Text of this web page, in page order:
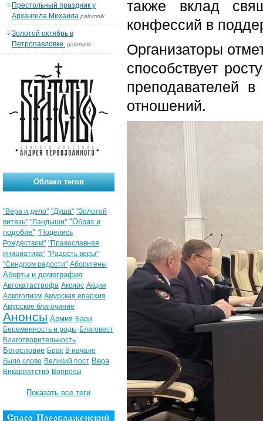
также вклад
конфессий в
Организаторы
способствует
преподавателей
отношений.
Престольный праздник у
Архангела Михаила palomnik
Золотой октябрь в
Петропавловке. palomnik
Облако тегов
"Вера и дело" "Душа" "Золотой
витязь" "Ландыши" "Образ и
подобие" "Поделись
Рождеством" "Православная
инициатива" "Радость веры"
"Синдром радости" Аборигены
Аборты и демография
Автокатастрофа Аксиос Акция
Алкоголизм Амурская епархия
Амурское благочиние
Анонсы Армия Бари
Беременность и роды Благовест
Благотворительность
Богословие Брак В начале
было слово Великий пост Вера
Викариатство Вопросы
Показать все теги